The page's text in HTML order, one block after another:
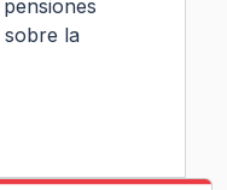
sobre la